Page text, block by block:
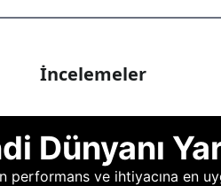
İncelemeler
Dünyanı
performans ve ihtiyacına en